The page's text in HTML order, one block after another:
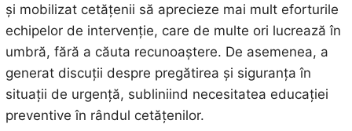
și mobilizat cetățenii să aprecieze mai mult eforturile
echipelor de intervenție, care de multe ori lucrează în
umbră, fără a căuta recunoaștere. De asemenea, a
generat discuții despre pregătirea și siguranța în
situații de urgență, subliniind necesitatea educației
preventive în rândul cetățenilor.